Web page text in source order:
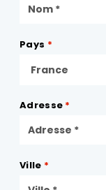
Pays *
Adresse *
Ville *